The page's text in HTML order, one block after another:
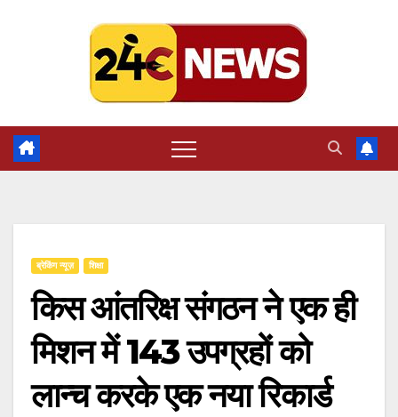
ब्रेकिंग न्यूज़ शिक्षा
किस आंतरिक्ष संगठन ने एक ही
मिशन में 143 उपग्रहों को
लान्च करके एक नया रिकार्ड